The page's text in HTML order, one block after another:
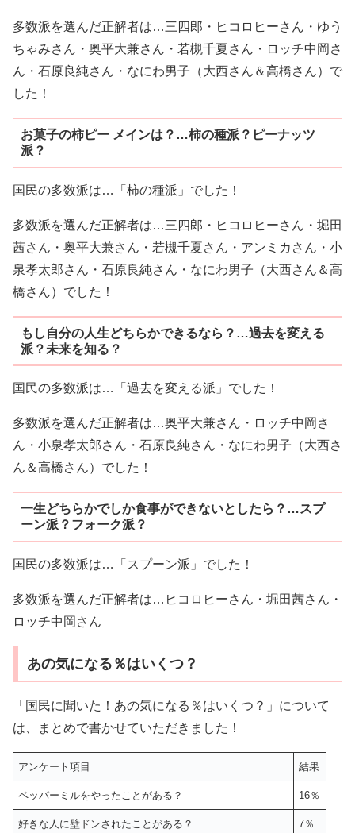
多数派を選んだ正解者は…三四郎・ヒコロヒーさん・ゆう
ちゃみさん・奥平大兼さん・若槻千夏さん・ロッチ中岡さ
ん・石原良純さん・なにわ男子（大西さん＆高橋さん）で
した！
お菓子の柿ピー メインは？…柿の種派？ピーナッツ
派？
国民の多数派は…「柿の種派」でした！
多数派を選んだ正解者は…三四郎・ヒコロヒーさん・堀田
茜さん・奥平大兼さん・若槻千夏さん・アンミカさん・小
泉孝太郎さん・石原良純さん・なにわ男子（大西さん＆高
橋さん）でした！
もし自分の人生どちらかできるなら？…過去を変える
派？未来を知る？
国民の多数派は…「過去を変える派」でした！
多数派を選んだ正解者は…奥平大兼さん・ロッチ中岡さ
ん・小泉孝太郎さん・石原良純さん・なにわ男子（大西さ
ん＆高橋さん）でした！
一生どちらかでしか食事ができないとしたら？…スプ
ーン派？フォーク派？
国民の多数派は…「スプーン派」でした！
多数派を選んだ正解者は…ヒコロヒーさん・堀田茜さん・
ロッチ中岡さん
あの気になる％はいくつ？
「国民に聞いた！あの気になる％はいくつ？」について
は、まとめで書かせていただきました！
アンケート項目 結果
ペッパーミルをやったことがある？ 16％
好きな人に壁ドンされたことがある？ 7％